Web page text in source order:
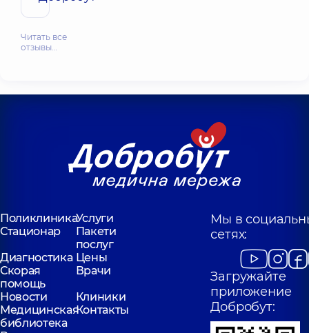
Читать все
отзывы…
ПоликлиникаУслуги
Стационар
Пакети
послуг
Диагностика Цены
Скорая
помощь
Врачи
Новости
Клиники
Медицинская
библиотека
Контакты
Мы в
сетях:
Загружайте
приложение
Добробут: